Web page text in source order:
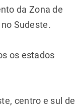
da Zona de
Sudeste.
os estados
centro e sul de